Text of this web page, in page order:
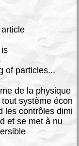
of particles...
de la physique
système
les contrôles
et se met à nu